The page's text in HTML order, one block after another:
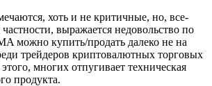
хоть и не критичные, но, все-
выражается недовольство по
можно купить/продать далеко не на
трейдеров криптовалютных торговых
многих отпугивает техническая
продукта.